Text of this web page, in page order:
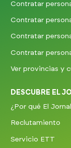
Contratar
Contratar
Contratar
Contratar
Ver provincias y
DESCUBRE EL
¿Por qué El
Reclutamiento
Servicio ETT